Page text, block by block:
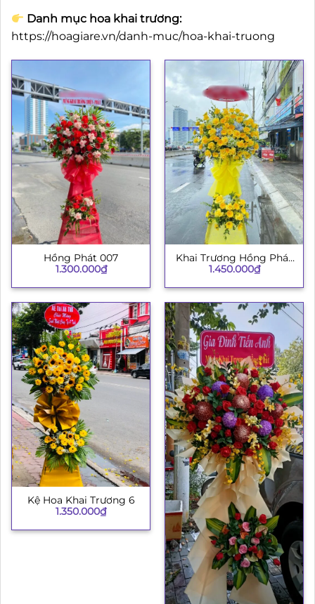
Danh mục hoa khai trương:
https://hoagiare.vn/danh-muc/hoa-khai-truong
Hồng Phát 007
1.300.000₫
Khai Trương Hồng Phát
003
1.450.000₫
Kệ Hoa Khai Trương 6
1.350.000₫